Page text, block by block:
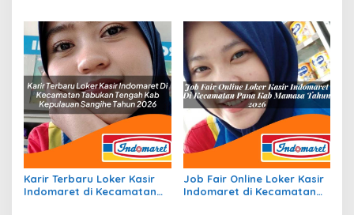
2026
Karir Terbaru Loker Kasir
Indomaret di Kecamatan
Job Fair Online Loker Kasir
Indomaret di Kecamatan